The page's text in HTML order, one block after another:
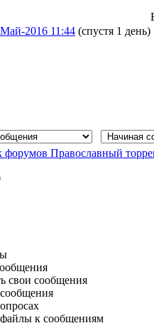
2016 11:44 (спустя 1 день)
форумов Православный
свои сообщения
к сообщениям